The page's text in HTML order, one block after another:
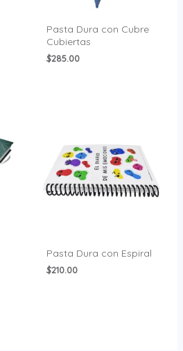
Pasta Dura con Cubre
Cubiertas
$285.00
Pasta Dura con Espiral
$210.00